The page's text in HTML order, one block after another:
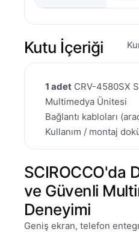
Kutu İçeriği
1 adet CRV-4580SX
Multimedya Ünitesi
Bağlantı kabloları
Kullanım / montaj
SCIROCCO'da
ve Güvenli
Deneyimi
Geniş ekran, telefon